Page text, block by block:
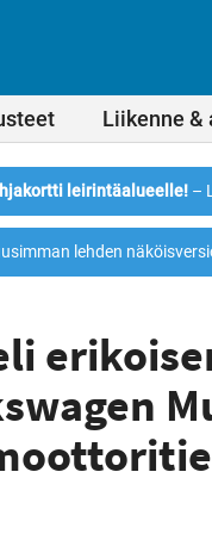
Liikenne &
leirintäalueelle! –
lehden